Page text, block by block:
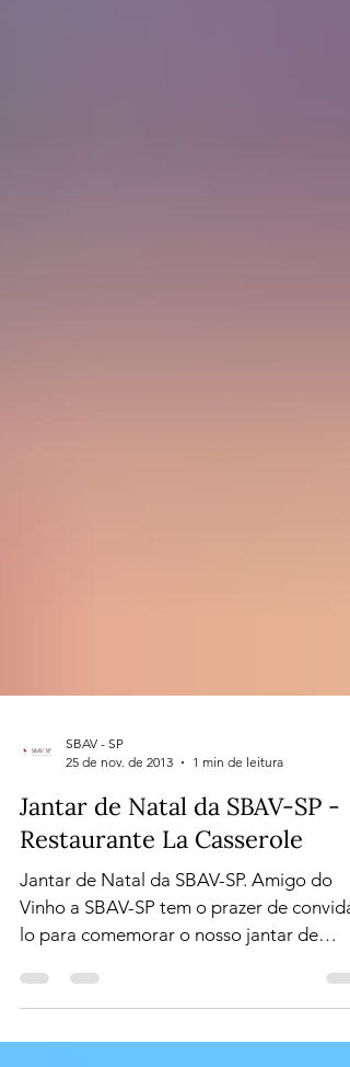
SBAV - SP
25 de nov. de 2013
1 min de leitura
Jantar de Natal da SBAV-SP -
Restaurante La Casserole
Jantar de Natal da SBAV-SP. Amigo do
Vinho a SBAV-SP tem o prazer de convidá-
lo para comemorar o nosso jantar de